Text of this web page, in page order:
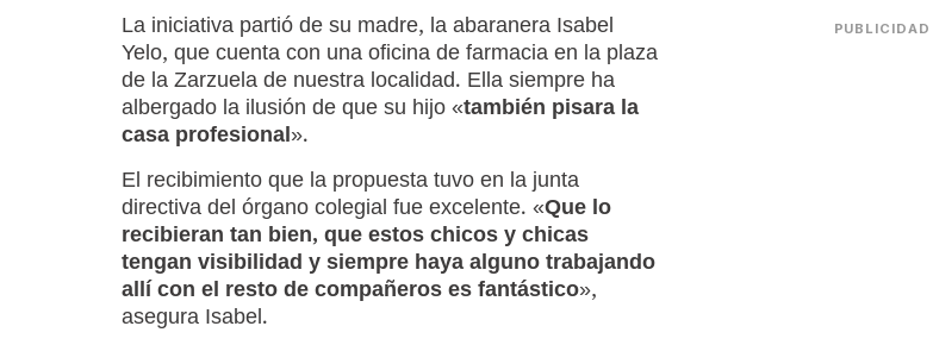
PUBLICIDAD
La iniciativa partió de su madre, la abaranera Isabel
Yelo, que cuenta con una oficina de farmacia en la plaza
de la Zarzuela de nuestra localidad. Ella siempre ha
albergado la ilusión de que su hijo «también pisara la
casa profesional».
El recibimiento que la propuesta tuvo en la junta
directiva del órgano colegial fue excelente. «Que lo
recibieran tan bien, que estos chicos y chicas
tengan visibilidad y siempre haya alguno trabajando
allí con el resto de compañeros es fantástico»,
asegura Isabel.